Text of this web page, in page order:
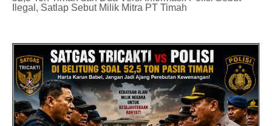
Ilegal, Satlap Sebut Milik Mitra PT Timah